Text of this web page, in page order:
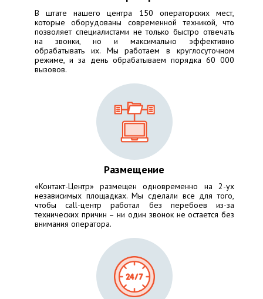
В штате нашего центра 150 операторских мест,
которые оборудованы современной техникой, что
позволяет специалистами не только быстро отвечать
на звонки, но и максимально эффективно
обрабатывать их. Мы работаем в круглосуточном
режиме, и за день обрабатываем порядка 60 000
вызовов.
Размещение
«Контакт-Центр» размещен одновременно на 2-ух
независимых площадках. Мы сделали все для того,
чтобы call-центр работал без перебоев из-за
технических причин – ни один звонок не остается без
внимания оператора.